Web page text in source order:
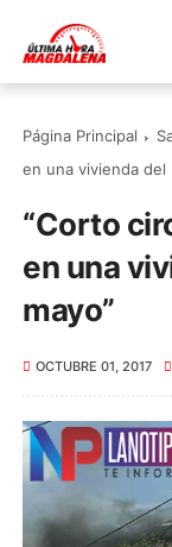
Página Principal
en una vivienda del
“Corto
en una
mayo”
OCTUBRE 01, 2017